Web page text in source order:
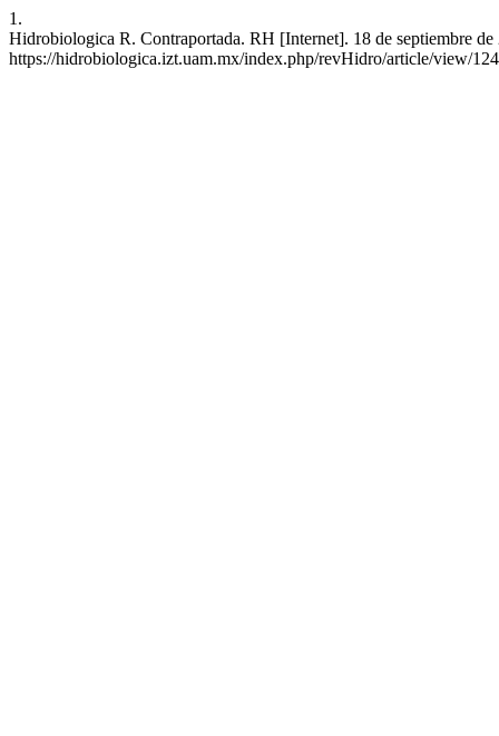
1.
Hidrobiologica R. Contraportada. RH [Internet]. 18 de septiembre
https://hidrobiologica.izt.uam.mx/index.php/revHidro/article/view/